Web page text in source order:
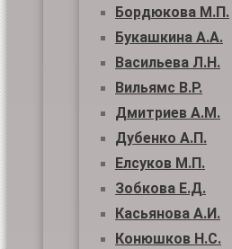
Бордюкова М.П.
Букашкина А.А.
Васильева Л.Н.
Вильямс В.Р.
Дмитриев А.М.
Дубенко А.П.
Елсуков М.П.
Зобкова Е.Д.
Касьянова А.И.
Конюшков Н.С.